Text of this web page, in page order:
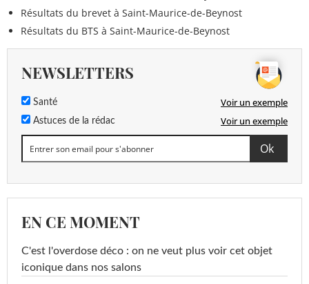
Résultats du brevet à Saint-Maurice-de-Beynost
Résultats du BTS à Saint-Maurice-de-Beynost
NEWSLETTERS
Santé Voir un exemple
Astuces de la rédac Voir un exemple
EN CE MOMENT
C'est l'overdose déco : on ne veut plus voir cet objet
iconique dans nos salons